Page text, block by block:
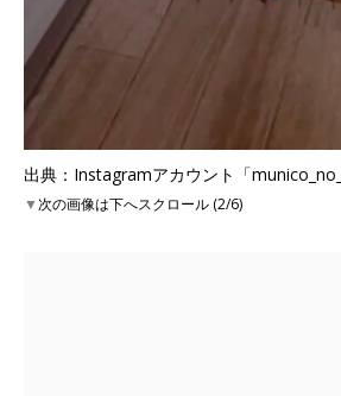
出典：Instagramアカウント「
▼次の画像は下へスクロール (2/6)